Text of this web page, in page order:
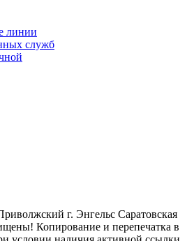
линии
служб
г. Энгельс Саратовская
Копирование и перепечатка в